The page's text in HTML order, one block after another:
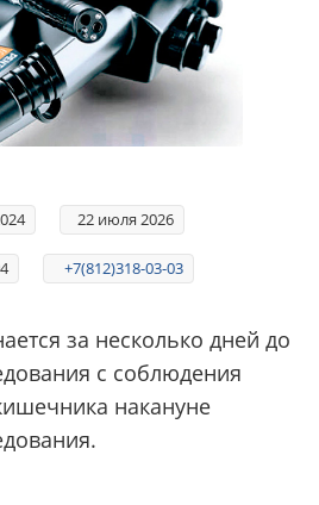
22 июля 2026
+7(812)318-03-03
за несколько дней до
с соблюдения
накануне